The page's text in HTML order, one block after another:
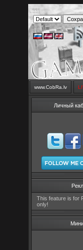
www.CobRa.lv
Личный
This feature is for
only!